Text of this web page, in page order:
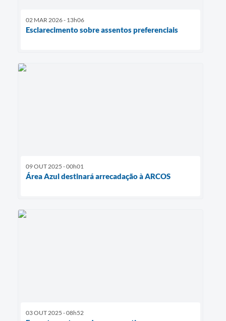
02 MAR 2026 - 13h06
Esclarecimento sobre assentos preferenciais
09 OUT 2025 - 00h01
Área Azul destinará arrecadação à ARCOS
03 OUT 2025 - 08h52